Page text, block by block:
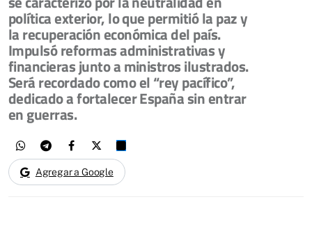
política exterior, lo que permitió la paz y
la recuperación económica del país.
Impulsó reformas administrativas y
financieras junto a ministros ilustrados.
Será recordado como el “rey pacífico”,
dedicado a fortalecer España sin entrar
en guerras.
Agregar a Google